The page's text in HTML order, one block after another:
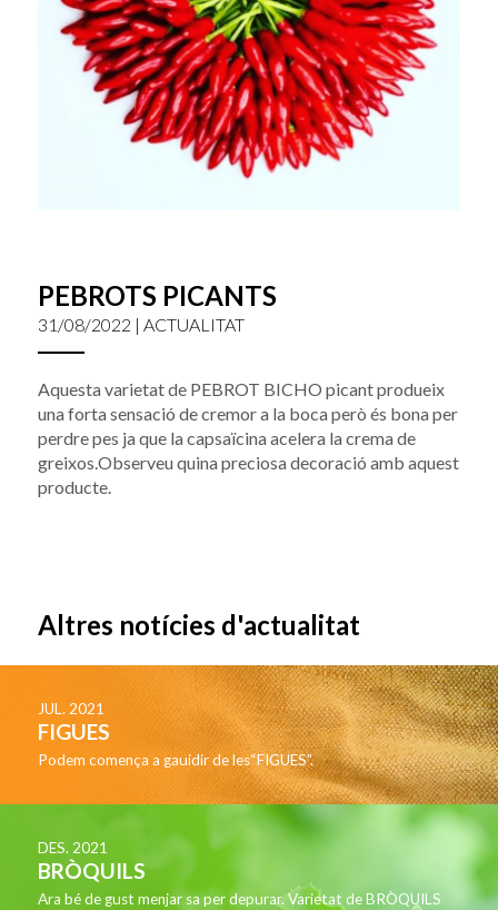
PEBROTS PICANTS
31/08/2022 | ACTUALITAT
Aquesta varietat de PEBROT BICHO picant produeix
una forta sensació de cremor a la boca però és bona per
perdre pes ja que la capsaïcina acelera la crema de
greixos.Observeu quina preciosa decoració amb aquest
producte.
Altres notícies d'actualitat
JUL. 2021
FIGUES
Podem comença a gauidir de les“FIGUES”.
DES. 2021
BRÒQUILS
Ara bé de gust menjar sa per depurar. Varietat de BRÒQUILS